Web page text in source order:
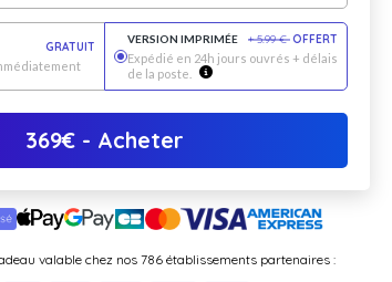
GRATUIT
VERSION IMPRIMÉE +5.99 € OFFERT
Expédié en 24h jours ouvrés + délais
de la poste.
369€- Acheter
valable chez nos 786 établissements partenaires :